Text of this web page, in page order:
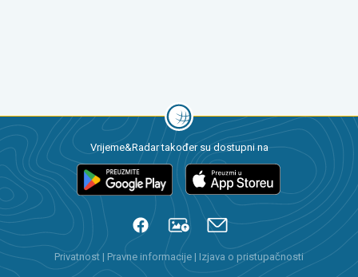
Vrijeme&Radar također su dostupni na
Privatnost | Pravne informacije | Izjava o pristupačnosti